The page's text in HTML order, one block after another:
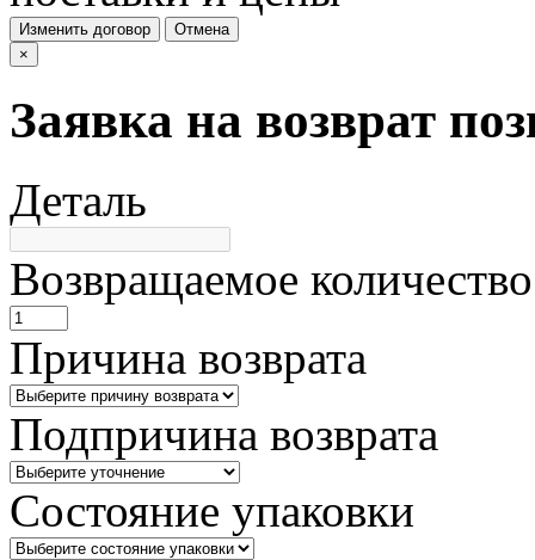
Изменить договор
Отмена
×
Заявка на возврат
Деталь
Возвращаемое количество
Причина возврата
Подпричина возврата
Состояние упаковки